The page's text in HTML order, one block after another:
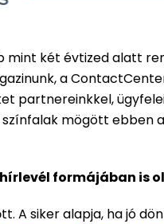
mint két évtized alatt
a
partnereinkkel,
mögött ebben
formájában is
A siker alapja, ha jó